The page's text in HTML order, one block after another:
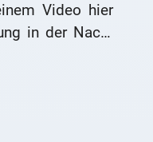
Video hier
in der Nacht